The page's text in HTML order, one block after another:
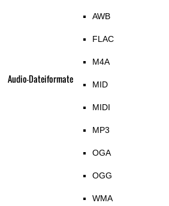
Audio-Dateiformate
AWB
FLAC
M4A
MID
MIDI
MP3
OGA
OGG
WMA